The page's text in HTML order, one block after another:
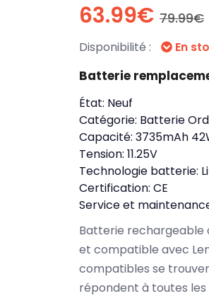
63.99€ 79.99€
Disponibilité : En
Batterie
État: Neuf
Catégorie: Batterie
Capacité: 3735mAh
Tension: 11.25V
Technologie batterie:
Certification: CE
Service et
Batterie rechargeable
et compatible avec
compatibles se
répondent à toutes